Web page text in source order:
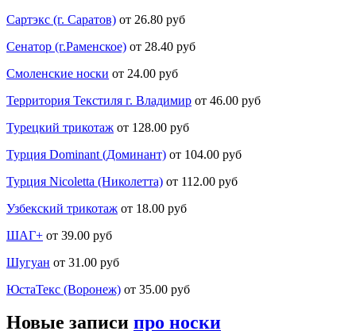
Сартэкс (г. Саратов) от 26.80 руб
Сенатор (г.Раменское) от 28.40 руб
Смоленские носки от 24.00 руб
Территория Текстиля г. Владимир от 46.00 руб
Турецкий трикотаж от 128.00 руб
Турция Dominant (Доминант) от 104.00 руб
Турция Nicoletta (Николетта) от 112.00 руб
Узбекский трикотаж от 18.00 руб
ШАГ+ от 39.00 руб
Шугуан от 31.00 руб
ЮстаТекс (Воронеж) от 35.00 руб
Новые записи про носки